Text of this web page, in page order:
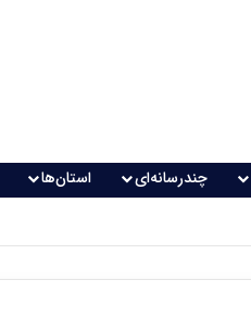
چندرسانه‌ای استان‌ها